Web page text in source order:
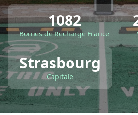
1082
Bornes de Recharge France
Strasbourg
Capitale